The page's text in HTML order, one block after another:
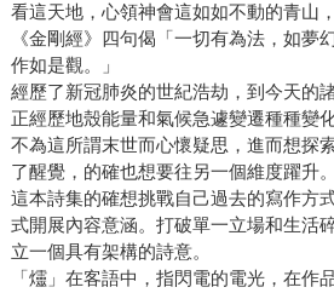
看這天地，心領神會這如如不動的青山
《金剛經》四句偈「一切有為法，如夢
作如是觀。」
經歷了新冠肺炎的世紀浩劫，到今天的
正經歷地殼能量和氣候急遽變遷種種變
不為這所謂末世而心懷疑思，進而想探
了醒覺，的確也想要往另一個維度躍升。
這本詩集的確想挑戰自己過去的寫作方
式開展內容意涵。打破單一立場和生活
立一個具有架構的詩意。
「爧」在客語中，指閃電的電光，在作